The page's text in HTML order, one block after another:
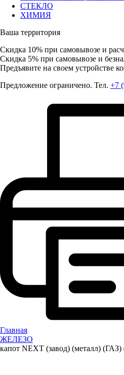
СТЕКЛО
ХИМИЯ
Ваша территория
Скидка 10% при самовывозе и
Скидка 5% при самовывозе и
Предъявите на своем устройстве
Предложение ограничено. Тел. +7
Главная
ЖЕЛЕЗО
капот NEXT (завод) (металл)